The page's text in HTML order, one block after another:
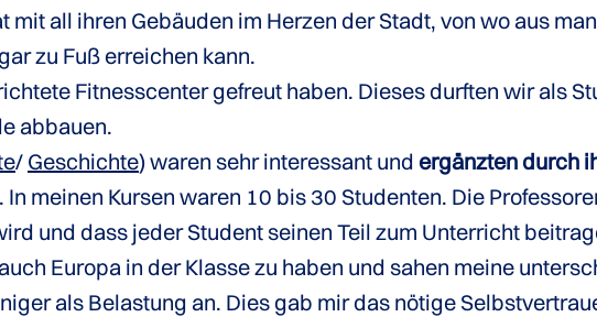
mit all ihren Gebäuden im Herzen der Stadt, von wo aus
zu Fuß erreichen kann.
Fitnesscenter gefreut haben. Dieses durften wir als
abbauen.
/ Geschichte) waren sehr interessant und ergänzten durch
. In meinen Kursen waren 10 bis 30 Studenten. Die
und dass jeder Student seinen Teil zum Unterricht
Europa in der Klasse zu haben und sahen meine
als Belastung an. Dies gab mir das nötige